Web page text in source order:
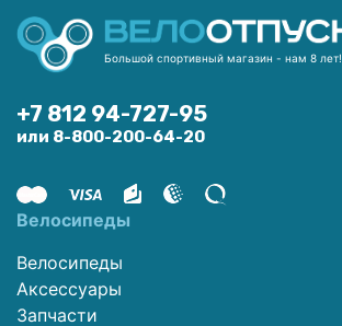
Большой спортивный магазин - нам 8 лет!
+7 812 94-727-95
или 8-800-200-64-20
Велосипеды
Велосипеды
Аксессуары
Запчасти